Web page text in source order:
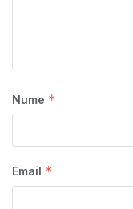
Nume *
Email *